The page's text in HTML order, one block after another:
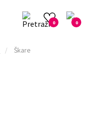
0 0
Škare